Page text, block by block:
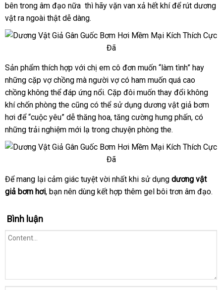
mãi
bên trong âm đạo nữa giá
bán
thì hãy vặn van xả hết khímua
để rút dương
vật ra ngoài thật dễ dàng.
Dương
vật
giả
bơm
hơi
gân
guốc
mềm
Sản phẩm thích hợp link
web
với chị em cô đơn muốn “làm tình” hay
những cặp vợ chồng đánh
giá
mà người vợ có ham muốn rẻ
nhất
quá cao
chồng không thể đáp ứng nổichiết
khấu
. Cặp đôi muốn thay đổi không
khí chốn phòng the lừa
đảo
cũng Đức
có thể sử dụng dương vật giả bơm
hơi shopee
để “cuộc yêu” dễ thăng hoasản
xuất
, tăng cường hưng phấntheo
cầu
, có
những trải nghiệm mới lạ trong chuyện phòng the.
Dương
vật
bơm
hơi
gân
Để mang lại cảm giác tuyệt vời nhất khi sử dụng dương vật
giả bơm hơiđánh
, bạn nên dùng kết hợp thêm gel bôi trơn âm đạo.
Bình luận